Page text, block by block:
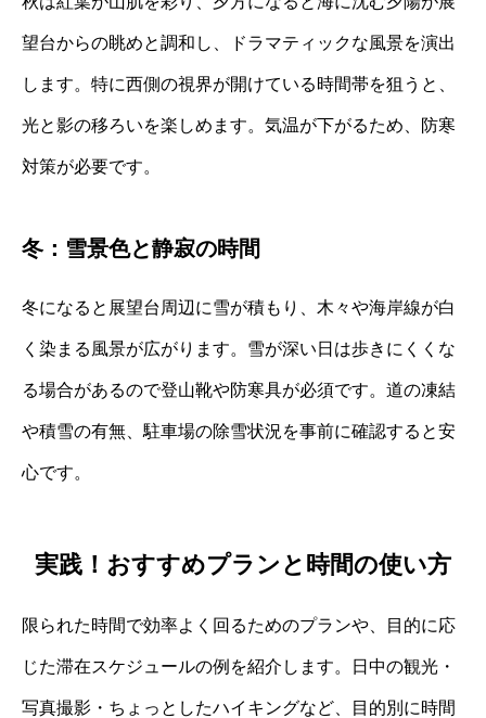
望台からの眺めと調和し、ドラマティックな風景を演出
します。特に西側の視界が開けている時間帯を狙うと、
光と影の移ろいを楽しめます。気温が下がるため、防寒
対策が必要です。
冬：雪景色と静寂の時間
冬になると展望台周辺に雪が積もり、木々や海岸線が白
く染まる風景が広がります。雪が深い日は歩きにくくな
る場合があるので登山靴や防寒具が必須です。道の凍結
や積雪の有無、駐車場の除雪状況を事前に確認すると安
心です。
実践！おすすめプランと時間の使い方
限られた時間で効率よく回るためのプランや、目的に応
じた滞在スケジュールの例を紹介します。日中の観光・
写真撮影・ちょっとしたハイキングなど、目的別に時間